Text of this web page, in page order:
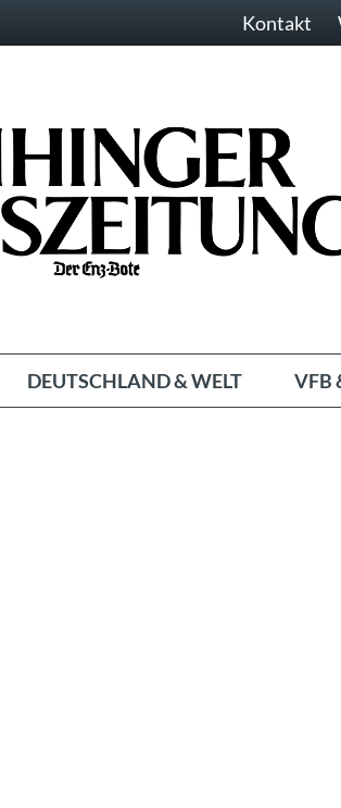
Kontakt
DEUTSCHLAND & WELT VFB